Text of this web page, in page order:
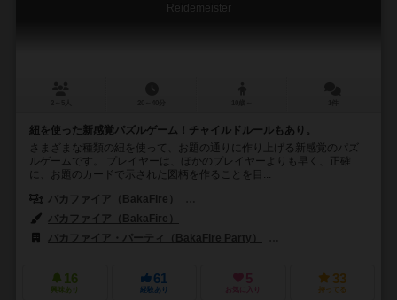
Reidemeister
紐を使った新感覚パズルゲーム！チャイルドルールもあり。
さまざまな種類の紐を使って、お題の通りに作り上げる新感覚のパズ
ルゲームです。 プレイヤーは、ほかのプレイヤーよりも早く、正確
に、お題のカードで示された図柄を作ることを目...
バカファイア（BakaFire）
バカファイア（BakaFire）
バカファイア・パーティ（BakaFire Party）
16
興味あり
61
経験あり
5
お気に入り
33
持ってる